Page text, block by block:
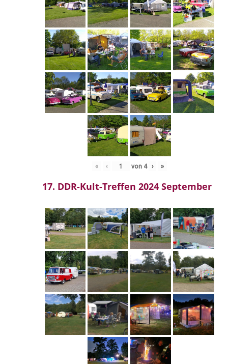
« ‹ von 4 › »
17. DDR-Kult-Treffen 2024 September